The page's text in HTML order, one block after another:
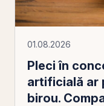
01.08.2026
Pleci în
artificială ar
birou.